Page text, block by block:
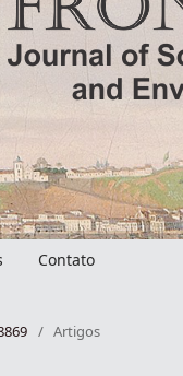
Contato
/ Artigos